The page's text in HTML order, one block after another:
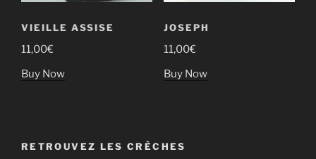
VIEILLE ASSISE
11,00€
Buy Now
JOSEPH
11,00€
Buy Now
RETROUVEZ LES CRÈCHES